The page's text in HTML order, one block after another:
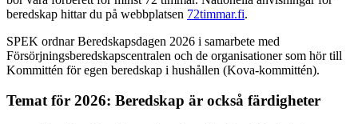
beredskap hittar du på webbplatsen 72timmar.fi.
SPEK ordnar Beredskapsdagen 2026 i samarbete med
Försörjningsberedskapscentralen och de organisationer som hör till
Kommittén för egen beredskap i hushållen (Kova-kommittén).
Temat för 2026: Beredskap är också färdigheter